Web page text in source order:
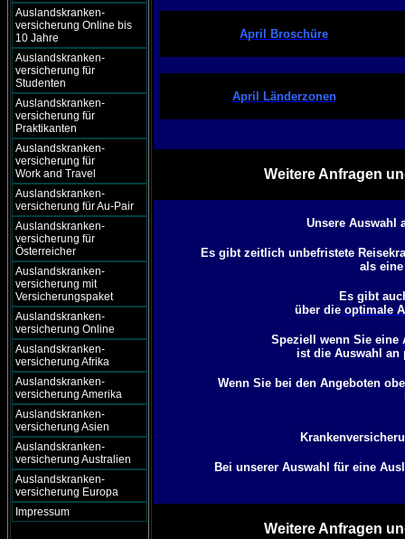
Auslandskranken-
versicherung Online bis
10 Jahre
Auslandskranken-
versicherung für
Studenten
Auslandskranken-
versicherung für
Praktikanten
Auslandskranken-
versicherung für
Work and Travel
Auslandskranken-
versicherung für Au-Pair
Auslandskranken-
versicherung für
Österreicher
Auslandskranken-
versicherung mit
Versicherungspaket
Auslandskranken-
versicherung Online
Auslandskranken-
versicherung Afrika
Auslandskranken-
versicherung Amerika
Auslandskranken-
versicherung Asien
Auslandskranken-
versicherung Australien
Auslandskranken-
versicherung Europa
Impressum
April Broschüre
April Länderzonen
Weitere Anfragen
Unsere Auswahl
Es gibt zeitlich unbefristete
als
Es gibt
über die optimale
Speziell wenn Sie eine
ist die Auswahl an
Wenn Sie bei den Angeboten
Bei unserer Auswahl für eine
Weitere Anfragen